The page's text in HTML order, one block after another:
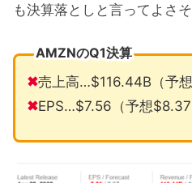
も決算落としと言ってよさそ
AMZNのQ1決算
✖売上高…$116.44B（予想
✖EPS…$7.56（予想$8.37